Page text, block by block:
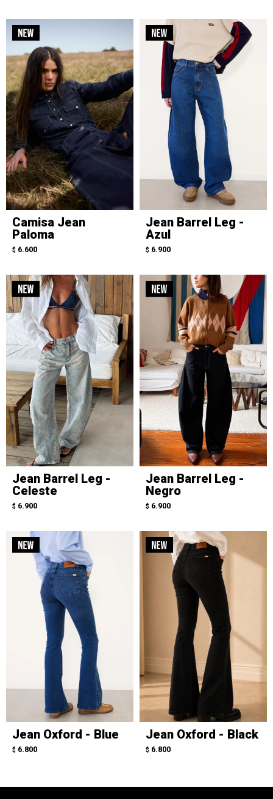
Camisa Jean
Paloma
$ 6.600
Jean Barrel Leg -
Azul
$ 6.900
Jean Barrel Leg -
Celeste
$ 6.900
Jean Barrel Leg -
Negro
$ 6.900
Jean Oxford - Blue
$ 6.800
Jean Oxford - Black
$ 6.800